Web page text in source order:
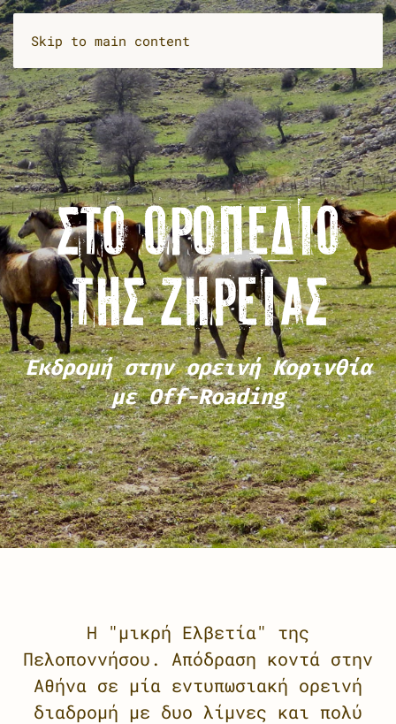
Skip to main content
ΣΤΟ ΟΡΟΠΈΔΙΟ
ΤΗΣ ΖΉΡΕΙΑΣ
Εκδρομή στην ορεινή Κορινθία
με Off-Roading
Η "μικρή Ελβετία" της
Πελοποννήσου. Απόδραση κοντά στην
Αθήνα σε μία εντυπωσιακή ορεινή
διαδρομή με δυο λίμνες και πολύ